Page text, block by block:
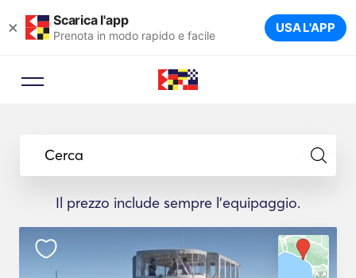
× Scarica l'app
Prenota in modo rapido e facile USA L'APP
Cerca
Il prezzo include sempre l'equipaggio.